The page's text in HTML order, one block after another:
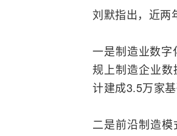
刘默指出，近两
一是制造业数字
规上制造企业
计建成3.5万家
二是前沿制造